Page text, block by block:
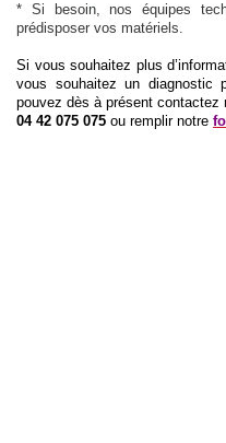
* Si besoin, nos équipes
prédisposer vos matériels.
Si vous souhaitez plus
vous souhaitez un diagnostic
pouvez dès à présent contactez
04 42 075 075 ou remplir notre